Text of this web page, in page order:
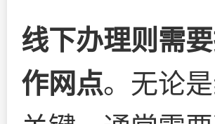
线下办理则需
作网点。无论